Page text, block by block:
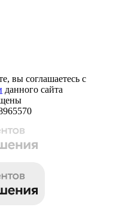
вы соглашаетесь с
данного сайта